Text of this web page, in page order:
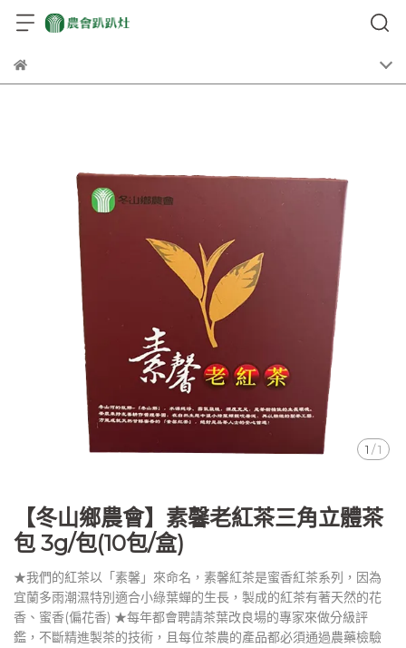
1 /1
【冬山鄉農會】素馨老紅茶三角立體茶
包 3g/包(10包/盒)
★我們的紅茶以「素馨」來命名，素馨紅茶是蜜香紅茶系列，因為
宜蘭多雨潮濕特別適合小綠葉蟬的生長，製成的紅茶有著天然的花
香、蜜香(偏花香) ★每年都會聘請茶葉改良場的專家來做分級評
鑑，不斷精進製茶的技術，且每位茶農的產品都必須通過農藥檢驗